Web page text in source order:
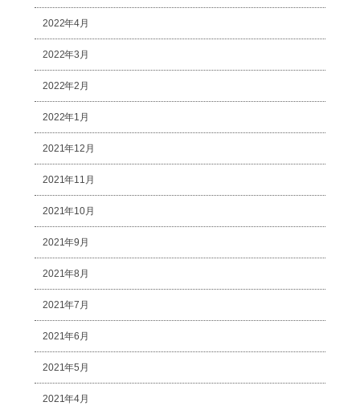
2022年4月
2022年3月
2022年2月
2022年1月
2021年12月
2021年11月
2021年10月
2021年9月
2021年8月
2021年7月
2021年6月
2021年5月
2021年4月